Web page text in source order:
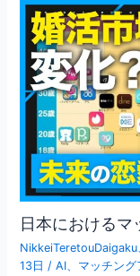
日本におけるマ
NikkeiTeretouDaigaku
13日 /AI、 マッチング